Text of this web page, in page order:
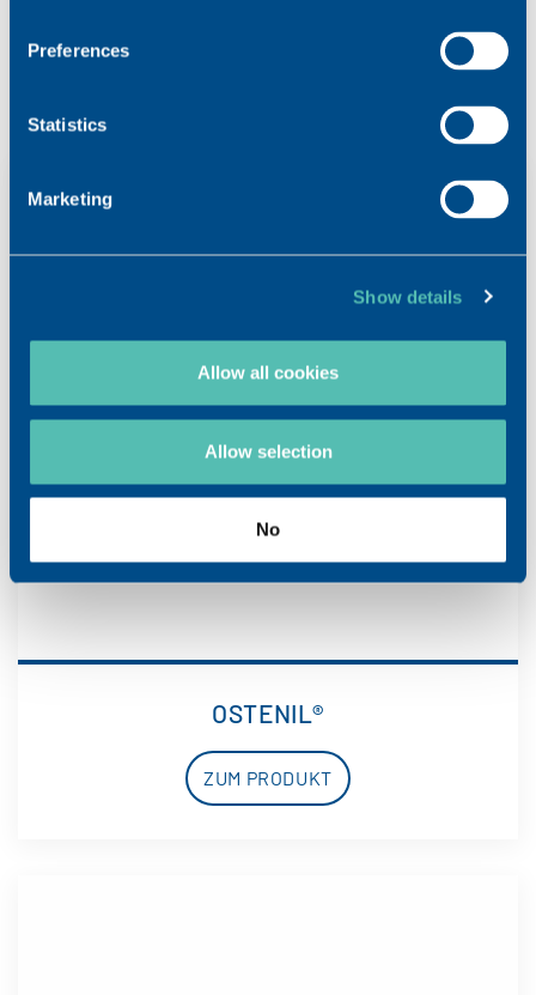
Preferences
Statistics
Marketing
Show details
Allow all cookies
Allow selection
No
OSTENIL®
ZUM PRODUKT